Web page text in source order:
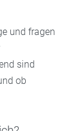
und fragen
sind
ob